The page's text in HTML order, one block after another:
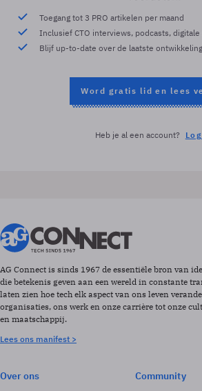
Toegang tot 3 PRO artikelen per maand
Inclusief CTO interviews, podcasts,
Blijf up-to-date over de laatste
Word gratis lid en lees
Heb je al een account?
AG Connect is sinds 1967 de essentiële bron van
die betekenis geven aan een wereld in constante
laten zien hoe tech elk aspect van ons leven
organisaties, ons werk en onze carrière tot onze
en maatschappij.
Lees ons manifest >
Over ons
Community